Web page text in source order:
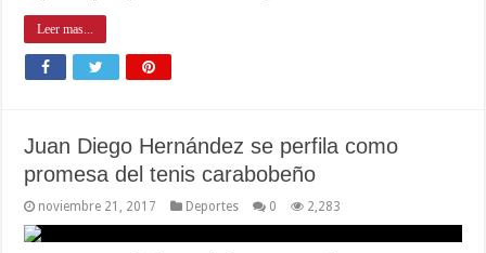
Leer mas...
Juan Diego Hernández se perfila como
promesa del tenis carabobeño
noviembre 21, 2017 Deportes 0 2,283